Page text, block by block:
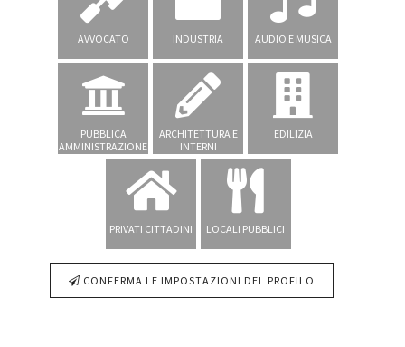
AVVOCATO INDUSTRIA AUDIO E MUSICA
PUBBLICA
AMMINISTRAZIONE
ARCHITETTURA E
INTERNI
EDILIZIA
PRIVATI CITTADINI LOCALI PUBBLICI
CONFERMA LE IMPOSTAZIONI DEL PROFILO